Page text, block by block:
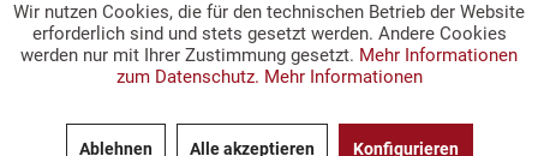
Wir nutzen Cookies, die für den technischen Betrieb der Website
erforderlich sind und stets gesetzt werden. Andere Cookies
werden nur mit Ihrer Zustimmung gesetzt. Mehr Informationen
zum Datenschutz. Mehr Informationen
Ablehnen Alle akzeptieren Konfigurieren